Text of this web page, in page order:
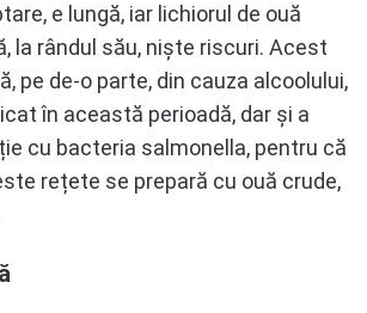
e lungă, iar lichiorul de ouă
la rândul său, niște riscuri. Acest
pe de-o parte, din cauza alcoolului,
în această perioadă, dar și a
cu bacteria salmonella, pentru că
rețete se prepară cu ouă crude,